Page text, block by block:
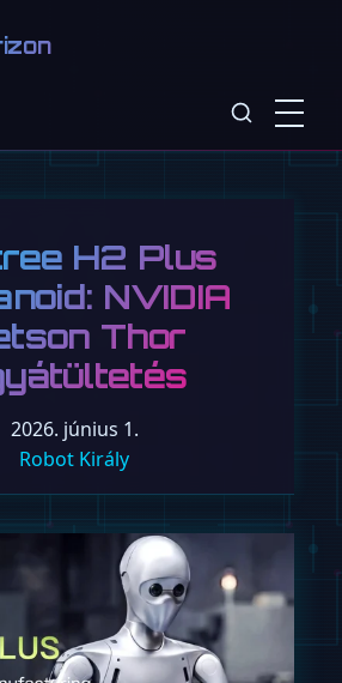
H2 Plus
NVIDIA
Thor
2026. június 1.
Robot Király